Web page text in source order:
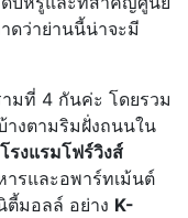
ดว่าย่านนี้น่าจะมี
มที่ 4 กันค่ะ โดยรวม
งตามริมฝั่งถนนใน
โรงแรมโฟร์วิงส์
รและอพาร์ทเม้นต์
มอลล์ อย่าง K-